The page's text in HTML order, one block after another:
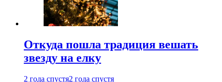
Откуда пошла традиция вешать
звезду на елку
2 года спустя2 года спустя